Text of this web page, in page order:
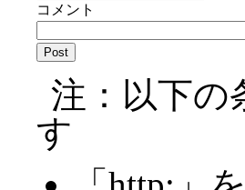
コメント
注：以下の
す